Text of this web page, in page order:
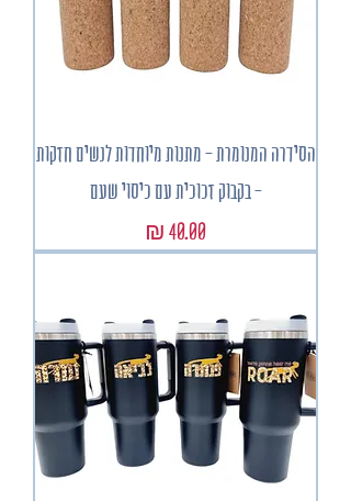
הסידרה המנומרת - מתנות מיוחדות לנשים חזקות
- בקבוק זכוכית עם כיסוי שעם
מחיר